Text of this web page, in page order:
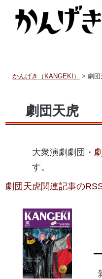
かんげき（KANGEKI） >劇団
劇団天虎
大衆演劇劇団・
す。
劇団天虎関連記事の